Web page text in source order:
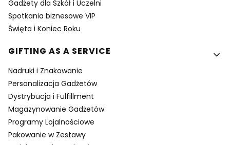
Gadżety dla Szkół i Uczelni
Spotkania biznesowe VIP
Święta i Koniec Roku
GIFTING AS A SERVICE
Nadruki i Znakowanie
Personalizacja Gadżetów
Dystrybucja i Fulfillment
Magazynowanie Gadżetów
Programy Lojalnościowe
Pakowanie w Zestawy